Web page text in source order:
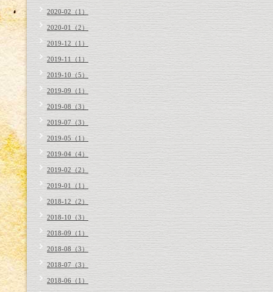
2020-02（1）
2020-01（2）
2019-12（1）
2019-11（1）
2019-10（5）
2019-09（1）
2019-08（3）
2019-07（3）
2019-05（1）
2019-04（4）
2019-02（2）
2019-01（1）
2018-12（2）
2018-10（3）
2018-09（1）
2018-08（3）
2018-07（3）
2018-06（1）